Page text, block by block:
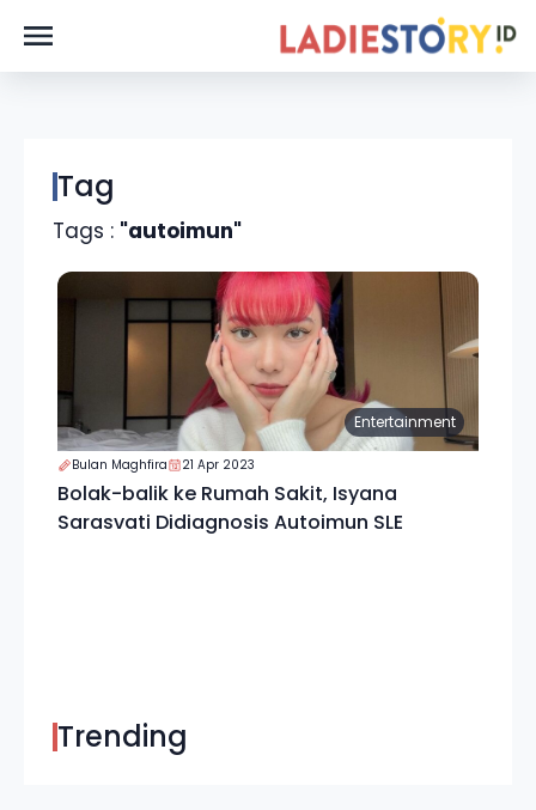
Tag
Tags : "autoimun"
Entertainment
Bulan Maghfira 21 Apr 2023
Bolak-balik ke Rumah Sakit, Isyana
Sarasvati Didiagnosis Autoimun SLE
Trending